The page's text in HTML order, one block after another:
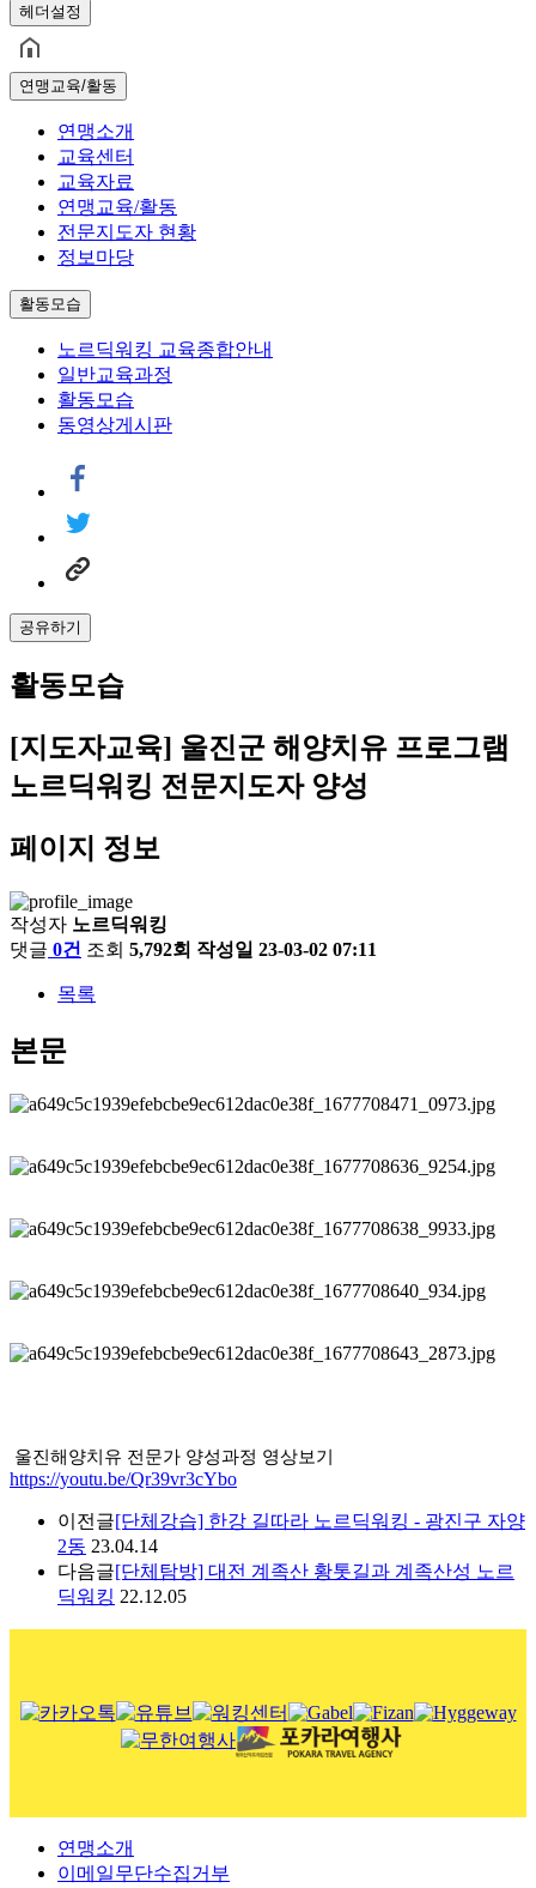
헤더설정
연맹교육/활동
연맹소개
교육센터
교육자료
연맹교육/활동
전문지도자 현황
정보마당
활동모습
노르딕워킹 교육종합안내
일반교육과정
활동모습
동영상게시판
공유하기
활동모습
[지도자교육] 울진군 해양치유 프로그램
노르딕워킹 전문지도자 양성
페이지 정보
작성자 노르딕워킹
댓글 0건 조회 5,792회 작성일 23-03-02 07:11
목록
본문
울진해양치유 전문가 양성과정 영상보기
https://youtu.be/Qr39vr3cYbo
이전글[단체강습] 한강 길따라 노르딕워킹 - 광진구 자양
2동 23.04.14
다음글[단체탐방] 대전 계족산 황톳길과 계족산성 노르
딕워킹 22.12.05
연맹소개
이메일무단수집거부